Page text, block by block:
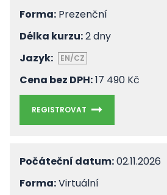
Forma: Prezenční
Délka kurzu:2 dny
Jazyk:
EN/CZ
Cena bez DPH:17 490 Kč
REGISTROVAT
Počáteční datum:02.11.2026
Forma:Virtuální